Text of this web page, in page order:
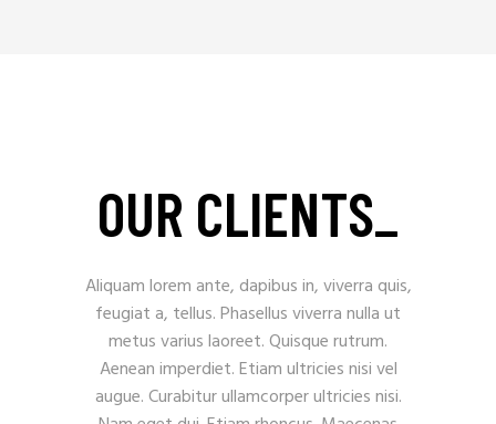
OUR CLIENTS_
Aliquam lorem ante, dapibus in, viverra quis,
feugiat a, tellus. Phasellus viverra nulla ut
metus varius laoreet. Quisque rutrum.
Aenean imperdiet. Etiam ultricies nisi vel
augue. Curabitur ullamcorper ultricies nisi.